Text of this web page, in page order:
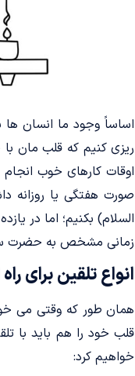
اساساً وجود ما انسان ها
ریزی کنیم که قلب مان
اوقات کارهای خوب انجام
صورت هفتگی یا روزانه
السلام) بکنیم؛ اما در
زمانی مشخص به حضرت
انواع تلقین برای
همان طور که وقتی می
قلب خود را هم باید با
خواهیم کرد: